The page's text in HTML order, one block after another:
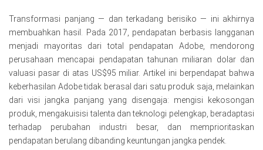
Transformasi panjang — dan terkadang berisiko — ini akhirnya
membuahkan hasil. Pada 2017, pendapatan berbasis langganan
menjadi mayoritas dari total pendapatan Adobe, mendorong
perusahaan mencapai pendapatan tahunan miliaran dolar dan
valuasi pasar di atas US$95 miliar. Artikel ini berpendapat bahwa
keberhasilan Adobe tidak berasal dari satu produk saja, melainkan
dari visi jangka panjang yang disengaja: mengisi kekosongan
produk, mengakuisisi talenta dan teknologi pelengkap, beradaptasi
terhadap perubahan industri besar, dan memprioritaskan
pendapatan berulang dibanding keuntungan jangka pendek.